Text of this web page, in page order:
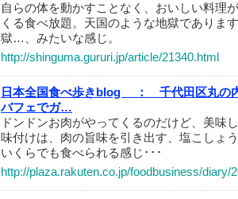
自らの体を動かすことなく、おいしい料理
くる食べ放題。天国のような地獄でありま
獄…、みたいな感じ。
http://shinguma.gururi.jp/article/21340.html
日本全国食べ歩きblog ：
千代田区丸の
バフェでガ…
ドンドンお肉がやってくるのだけど、美味
味付けは、肉の旨味を引き出す、塩こしょ
いくらでも食べられる感じ･･･
http://plaza.rakuten.co.jp/foodbusiness/diary/